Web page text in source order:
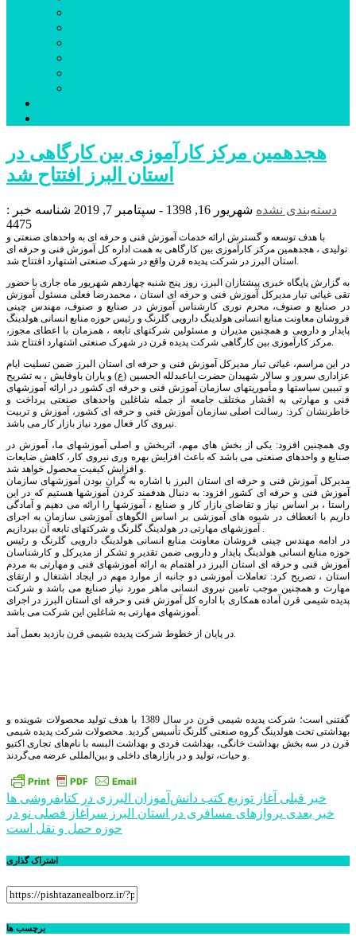
هجدهمین مرکز کارآموزی بین کارگاهی در
استان البرز افتتاح شد
دسته‌بندی نشده شهریور 16, 1398 - سپتامبر 7, 2019
شناسه خبر :
4475
با هدف توسعه و گسترش ارائه خدمات آموزش فنی و حرفه ای به واحدهای صنعتی و
تولیدی ، هجدهمین مرکز کارآموزی بین کارگاهی به همت اداره کل آموزش فنی و حرفه ای
استان البرز در شرکت پدیده قرن واقع در شهرک صنعتی اشتهارد افتتاح شد.
به گزارش پایگاه خبری پیشتازان البرز، روز پنج شنبه چهاردهم شهریور ماه جاری با حضور
تقی غیاثی تبار مدیرکل آموزش فنی و حرفه ای استان ، محمدرضا فعلی مسئول آموزش
در صنایع و صنوف، محرم نوری کارشناس آموزش در صنایع و صنوف، مهندس چینی
فروشان معاونت منابع انسانی هولدینگ دارویی گلرنگ و رئیس حوزه منابع انسانی هولدینگ
پایدار و دارویی و همچنین مدیران و مسئولین شرکتهای تابعه ، همزمان با اعطای مجوز،
مرکز کارآموزی بین کارگاهی شرکت پدیده قرن در شهرک صنعتی اشتهارد افتتاح شد.
در این مراسم، غیاثی تبار مدیرکل آموزش فنی و حرفه ای استان البرز ضمن تسلیت ایام
عزاداری سرور و سالار شهیدان حضرت اباعبدلله الحسین (ع) و یاران باوفایش ، به تشریح
و تبیین سیاستها و مأموریتهای سازمان آموزش فنی و حرفه ای کشور در ارائه آموزشهای
فنی و مهارتی به اقشار مختلف جامعه از جمله شاغلین واحدهای صنعتی پرداخت و
خاطرنشان کرد: رسالت اصلی سازمان آموزش فنی و حرفه ای کشور، آموزش و تربیت
نیروی کار فعال مورد نیاز بازار کار می باشد.
وی همچنین افزود: یکی از بخش های مهم، اثربخش و اصلی آموزشهای ما، آموزش در
صنایع و واحدهای صنعتی می باشد که باعث افزایش بهره وری نیروی کار، کاهش ضایعات
و افزایش کیفیت محصول خواهد شد.
مدیرکل آموزش فنی و حرفه ای استان البرز با اشاره به گران بودن آموزشهای سازمان
آموزش فنی و حرفه ای کشور افزود: به دنبال هدفمند کردن آموزشها هستیم که در این
راستا ، بر اساس نیاز و تقاضای بازار کار و صنایع ، آموزشها را ارائه می دهیم و آمادگی
داریم با انعطاف در شیوه های آموزشی بر اساس الگوهای آموزشی سازمان به اجرای
آموزشهای مهارتی در هولدینگ گلرنگ و شرکتهای تابعه آن بپردازیم .
در ادامه مهندس چینی فروشان معاونت منابع انسانی هولدینگ دارویی گلرنگ و رئیس
حوزه منابع انسانی هولدینگ پایدار و دارویی ضمن تقدیر و تشکر از مدیرکل و کارشناسان
آموزش فنی و حرفه ای استان البرز در اهتمام به ارائه آموزشهای فنی و مهارتی به مردم
استان ، تصریح کرد: تعاملات آموزشی دو جانبه از موارد مهم در ایجاد اشتغال و ارتقای
مهارت و همچنین موجب تامین نیروی انسانی ماهر مورد نیاز صنایع می باشد و شرکت
پدیده شیمی قرن آماده همکاری با اداره کل آموزش فنی و حرفه ای استان البرز در اجرای
آموزشهای مهارتی به شاغلین این شرکت می باشد.
در پایان از خطوط شرکت پدیده شیمی قرن بازدید بعمل آمد.
گفتنی است؛ شرکت پدیده شیمی قرن در سال 1389 با هدف تولید محصولات شوینده و
بهداشتی تحت هولدینگ گروه صنعتی گلرنگ تأسیس گردید. محصولات شرکت پدیده شیمی
قرن در سه بخش بهداشت خانگی، بهداشت فردی و بهداشت البسه با نام‌های تجاری اکتیو
و حیات، تولید و در بازارهای داخلی و بین‌المللی عرضه می‌گردند.
راهبری
نوشته
خبر قبلی آغاز توزیع کتب دانش‌آموزان البرزی در کتابفروشی ها
خبر بعدی پروازهای مسافری در استان البرز سرآغاز فصلی نو در
حوزه حمل و‌ نقل است
اشتراک گذاری
برچسب ها